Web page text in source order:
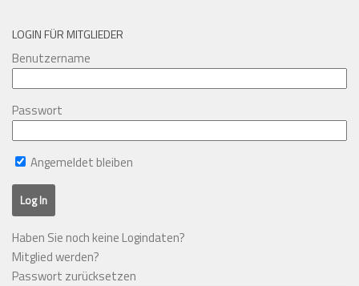
LOGIN FÜR MITGLIEDER
Benutzername
Passwort
Angemeldet bleiben
Haben Sie noch keine Logindaten?
Mitglied werden?
Passwort zurücksetzen